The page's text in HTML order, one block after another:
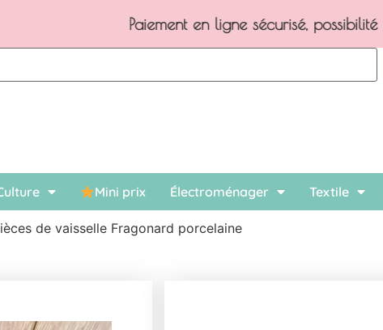
en ligne sécurisé, possibilité de 3x sans frais.
Mini prix Électroménager Textile
de vaisselle Fragonard porcelaine